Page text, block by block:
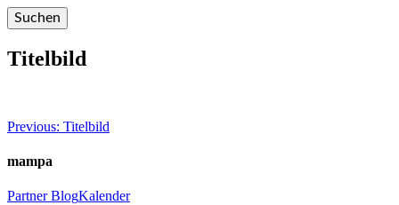
Titelbild
Beitragsnavigation
Previous: Titelbild
mampa
PartnerBlogKalender